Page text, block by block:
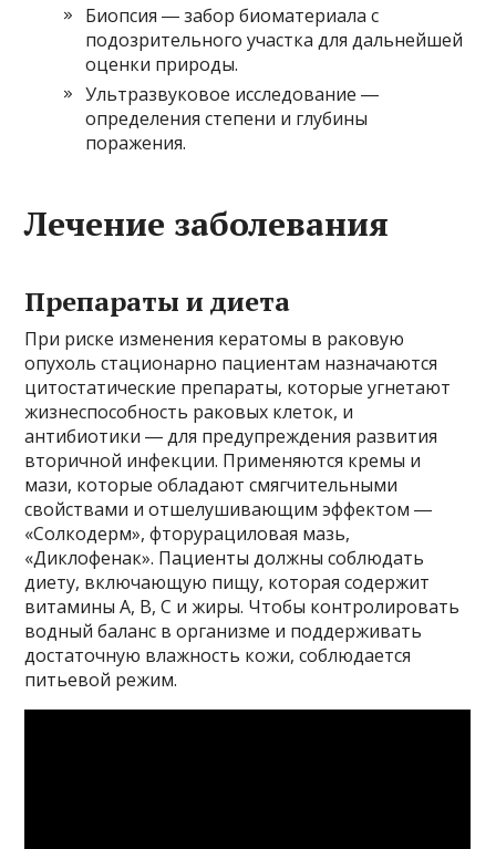
Биопсия ― забор биоматериала с
подозрительного участка для дальнейшей
оценки природы.
Ультразвуковое исследование ―
определения степени и глубины
поражения.
Лечение заболевания
Препараты и диета
При риске изменения кератомы в раковую
опухоль стационарно пациентам назначаются
цитостатические препараты, которые угнетают
жизнеспособность раковых клеток, и
антибиотики ― для предупреждения развития
вторичной инфекции. Применяются кремы и
мази, которые обладают смягчительными
свойствами и отшелушивающим эффектом ―
«Солкодерм», фторурациловая мазь,
«Диклофенак». Пациенты должны соблюдать
диету, включающую пищу, которая содержит
витамины А, В, С и жиры. Чтобы контролировать
водный баланс в организме и поддерживать
достаточную влажность кожи, соблюдается
питьевой режим.